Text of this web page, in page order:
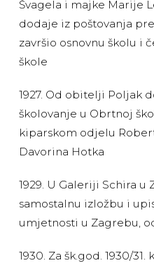
Švagela i majke Marije
dodaje iz poštovanja
završio osnovnu školu i
škole
1927. Od obitelji Poljak
školovanje u Obrtnoj
kiparskom odjelu
Davorina Hotka
1929. U Galeriji Schira
samostalnu izložbu i
umjetnosti u Zagrebu,
1930. Za šk.god. 1930/